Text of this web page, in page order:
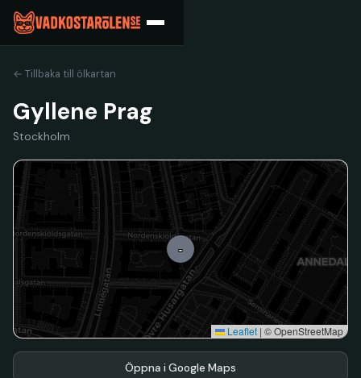
← Tillbaka till ölkartan
Gyllene Prag
Stockholm
-
Leaflet | © OpenStreetMap
Öppna i Google Maps